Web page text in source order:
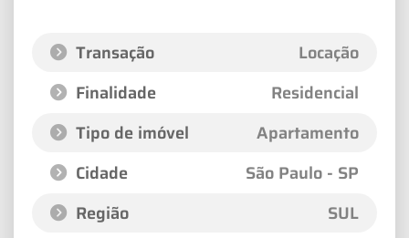
Transação
Locação
Finalidade
Residencial
Tipo de imóvel
Apartamento
Cidade
São Paulo - SP
Região
SUL